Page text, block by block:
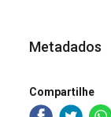
Metadados
Compartilhe